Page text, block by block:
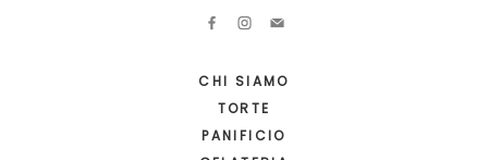
CHI SIAMO
TORTE
PANIFICIO